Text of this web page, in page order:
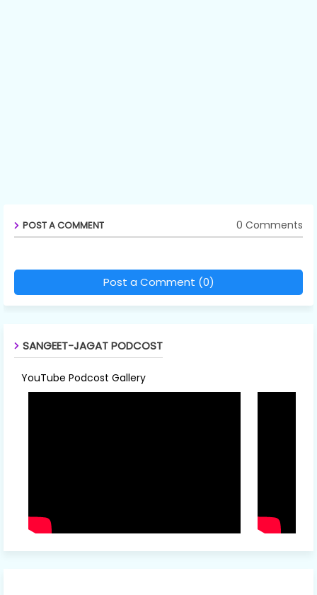
POST A COMMENT 0 Comments
Post a Comment (0)
SANGEET-JAGAT PODCOST
YouTube Podcost Gallery